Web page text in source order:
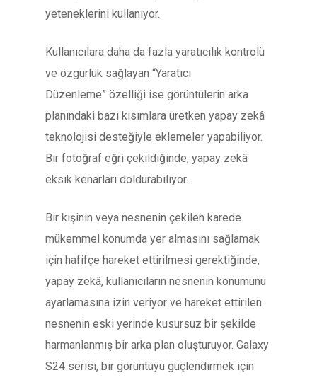
yeteneklerini kullanıyor.
Kullanıcılara daha da fazla yaratıcılık kontrolü
ve özgürlük sağlayan “Yaratıcı
Düzenleme” özelliği ise görüntülerin arka
planındaki bazı kısımlara üretken yapay zekâ
teknolojisi desteğiyle eklemeler yapabiliyor.
Bir fotoğraf eğri çekildiğinde, yapay zekâ
eksik kenarları doldurabiliyor.
Bir kişinin veya nesnenin çekilen karede
mükemmel konumda yer almasını sağlamak
için hafifçe hareket ettirilmesi gerektiğinde,
yapay zekâ, kullanıcıların nesnenin konumunu
ayarlamasına izin veriyor ve hareket ettirilen
nesnenin eski yerinde kusursuz bir şekilde
harmanlanmış bir arka plan oluşturuyor. Galaxy
S24 serisi, bir görüntüyü güçlendirmek için